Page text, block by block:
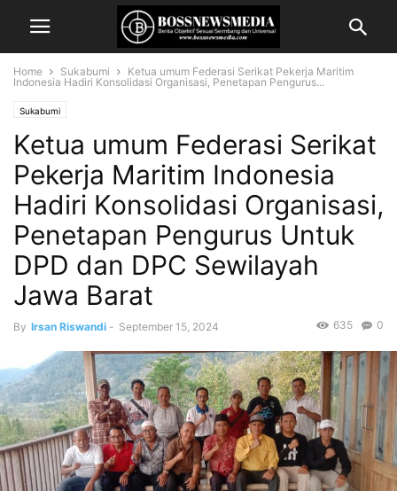
Home Sukabumi
Ketua umum Federasi Serikat Pekerja Maritim
Indonesia Hadiri Konsolidasi Organisasi, Penetapan Pengurus...
Sukabumi
Ketua umum Federasi Serikat
Pekerja Maritim Indonesia
Hadiri Konsolidasi Organisasi,
Penetapan Pengurus Untuk
DPD dan DPC Sewilayah
Jawa Barat
By Irsan Riswandi - September 15, 2024 0
635